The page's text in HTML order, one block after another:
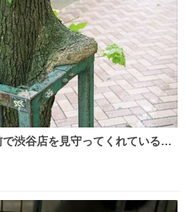
渋谷店を見守ってくれている